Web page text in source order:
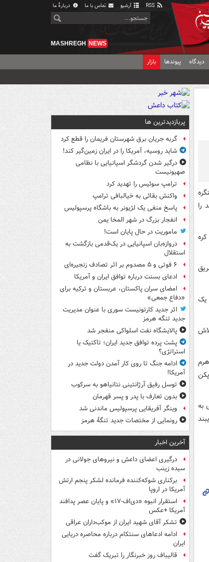
آرشیو تماس با ما دربارهٔ ما
MASHREGH NEWS
دیدگاه پیوندها بازار
را
یک
با پکن
به
پربازدیدترین ها
گربه جریان برق شهرستان فریمان را قطع کرد
شاید روسیه، آمریکا را در ایران زمین‌گیر کند!
درگیر شدن گردشگر اسپانیایی با نظامی
صهیونیست
ترامپ سوئیس را تهدید کرد
واکنش بقائی به خیالبافی ترامپ
پاسخ منفی یک لژیونر به باشگاه پرسپولیس
انفجار بزرگ در شهر المخا یمن
ماموریت در حال پایان است!
دروازه‌بان اسپانیایی در یک‌قدمی بازگشت به
استقلال
۶ فوتی و ۵ مصدوم بر اثر تصادف زنجیره‌ای
ادعای بسنت درباره توافق ایران و آمریکا
امضای سران پاکستان، عربستان و ترکیه برای
«دفاع جمعی»
اثر جدید کارتونیست سوری با عنوان مدیریت
جدید تنگه هرمز
پالایشگاه نفت اسلواکی منفجر شد
پشت پرده توافق جدید ایران؛ تاکتیک یا
استراتژی؟
ادامه جنگ تا روی کار آمدن دولت جدید در
آمریکا!
توسل رفیق آرژانتینی نتانیاهو به سرکوب
بدون تعارف با پدر و پسر قهرمان
وینگر آفریقایی پرسپولیس ماندنی شد
رونمایی از مختصات جدید تنگۀ هرمز
آخرین اخبار
درگیری اعضای داعش و نیروهای جولانی در
سیده زینب
برکناری شوکه‌کننده فرمانده لشکر پنجم ارتش
آمریکا در اروپا
استقرار انبوه «دی‌اف‑۱۷» و پایان عصر پدافند
آمریکا +عکس
تشکر آقای شهید ایران از موکب‌داران عراقی
ادامه ادعاهای سنتکام درباره محاصره دریایی
ایران
قالیباف روز خبرنگار را تبریک گفت